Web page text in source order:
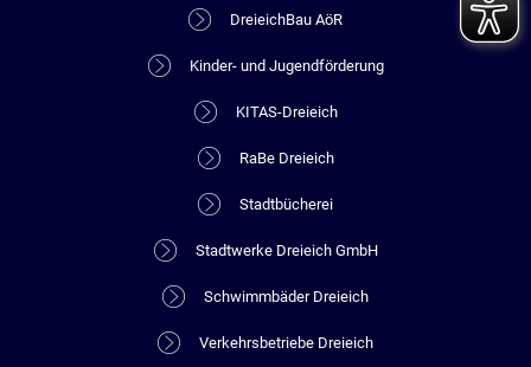
DreieichBau AöR
Kinder- und Jugendförderung
KITAS-Dreieich
RaBe Dreieich
Stadtbücherei
Stadtwerke Dreieich GmbH
Schwimmbäder Dreieich
Verkehrsbetriebe Dreieich